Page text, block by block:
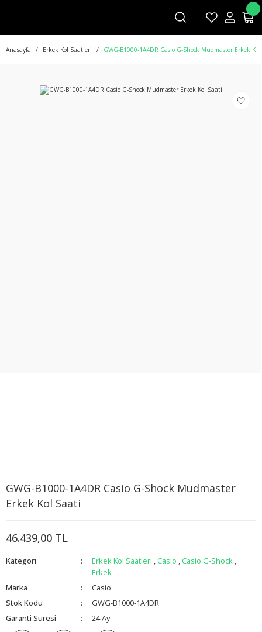
Anasayfa Erkek Kol Saatleri GWG-B1000-1A4DR Casio G-Shock Mudmaster Erkek
GWG-B1000-1A4DR Casio G-Shock Mudmaster
Erkek Kol Saati
46.439,00 TL
Kategori Erkek Kol Saatleri , Casio , Casio G-Shock ,
Erkek
Marka
Casio
Stok Kodu
GWG-B1000-1A4DR
Garanti Süresi
24 Ay